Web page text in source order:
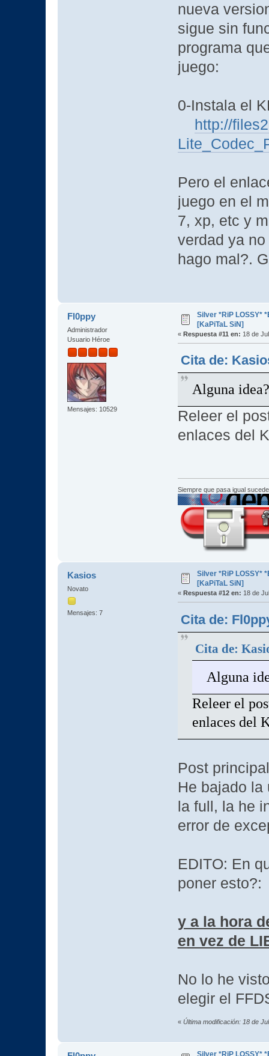
nueva
sigue sin
programa
juego:
0-Instala el
http://
Pero el
juego en el
7, xp, etc y
verdad ya
hago mal?.
Fl0ppy
Administrador
Usuario Héroe
Mensajes: 10529
Silver *RiP LOSSY*
[KaPiTaL SiN]
« Respuesta #11 en: 18 de
Cita de:
Alguna
Releer el
enlaces del
Siempre que pasa igual
Kasios
Novato
Mensajes: 7
Silver *RiP LOSSY*
[KaPiTaL SiN]
« Respuesta #12 en: 18 de
Cita de:
Cita de:
Alguna
Releer el
enlaces del
Post
He bajado la
la full, la he
error de
EDITO: En
poner esto?:
y a la hora
en vez de
No lo he
elegir el
« Última modificación: 18 de
Silver *RiP LOSSY*